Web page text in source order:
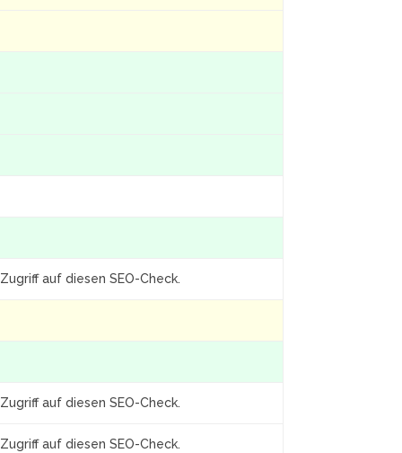
auf diesen SEO-Check.
auf diesen SEO-Check.
auf diesen SEO-Check.